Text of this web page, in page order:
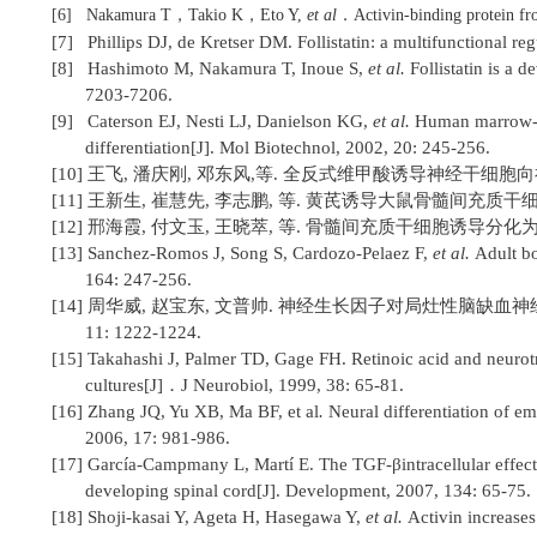
[6] Nakamura T， Takio K， Eto Y, et al． Activin-binding protein
[7] Phillips DJ, de Kretser DM. Follistatin: a multifunctional
[8]
Hashimoto M, Nakamura T, Inoue S, et al. Follistatin is a
7203-7206.
[9]
Caterson EJ, Nesti LJ, Danielson KG, et al. Human
differentiation[J]. Mol Biotechnol, 2002, 20: 245-256.
[10] 王飞, 潘庆刚 , 邓东风,等. 全反式维甲酸诱导神经干细胞
[11] 王新生, 崔慧先, 李志鹏, 等. 黄芪诱导大鼠骨髓间充质干
[12] 邢海霞, 付文玉, 王晓萃, 等. 骨髓间充质干细胞诱导分化
[13] Sanchez-Romos J, Song S, Cardozo-Pelaez F, et al. Adult
164: 247-256.
[14] 周华威, 赵宝东, 文普帅. 神经生长因子对局灶性脑缺血
11: 1222-1224.
[15] Takahashi J, Palmer TD, Gage FH. Retinoic acid and
cultures[J] ． J Neurobiol, 1999, 38: 65-81.
[16] Zhang JQ, Yu XB, Ma BF, et al. Neural differentiation of
2006, 17: 981-986.
[17] García-Campmany L, Martí E. The TGF-βintracellular
developing spinal cord[J]. Development, 2007, 134: 65-75.
[18] Shoji-kasai Y, Ageta H, Hasegawa Y, et al. Activin